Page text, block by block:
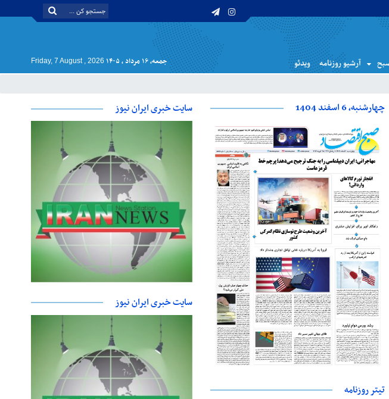
آرشیو روزنامه ویدئو جمعه, ۱۶ مرداد , ۱۴۰۵ Friday, 7 August , 2026
چهارشنبه، 6 اسفند 1404
تیتر روزنامه
سایت خبری ایران نیوز
سایت خبری ایران نیوز